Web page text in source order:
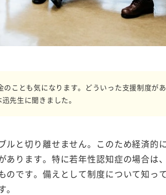
ことも気になります。どういった支援制度が
先生に聞きました。
ルと切り離せません。このため経済的
あります。特に若年性認知症の場合は
のです。備えとして制度について知っ